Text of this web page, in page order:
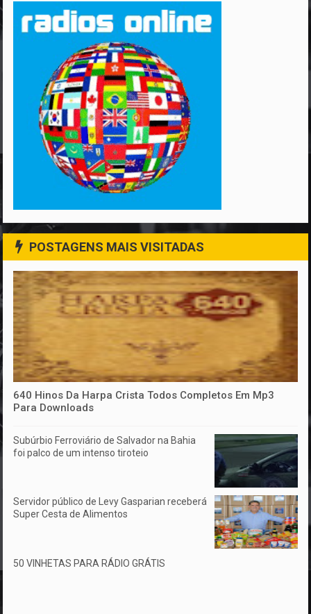
POSTAGENS MAIS VISITADAS
640 Hinos Da Harpa Crista Todos Completos Em Mp3
Para Downloads
Subúrbio Ferroviário de Salvador na Bahia
foi palco de um intenso tiroteio
Servidor público de Levy Gasparian receberá
Super Cesta de Alimentos
50 VINHETAS PARA RÁDIO GRÁTIS